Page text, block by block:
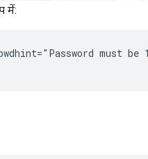
में:
must